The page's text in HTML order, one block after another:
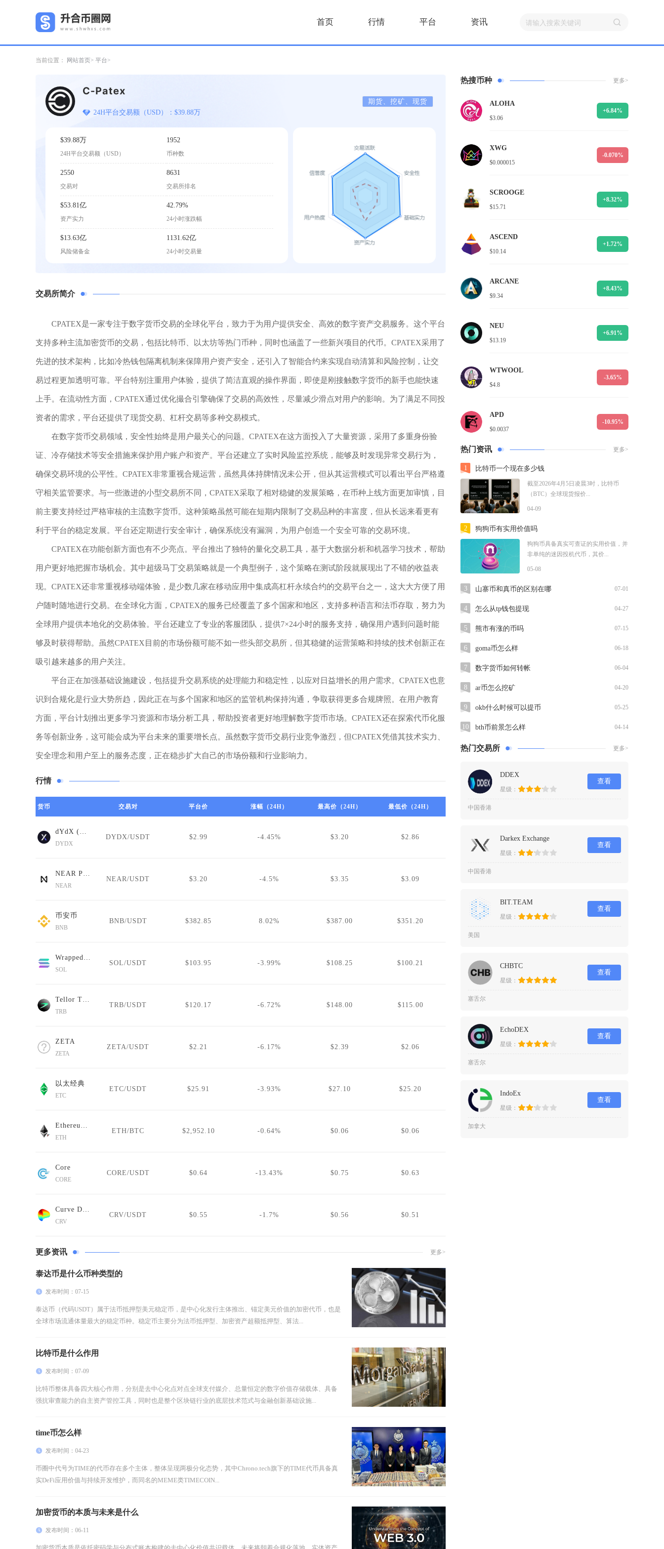
首页 行情 平台 资讯
当前位置： 网站首页 平台
C-Patex
24H平台交易额（USD）：$39.88万
期货、挖矿、现货
$39.88万
24H平台交易额（USD）
1952
币种数
2550
交易对
8631
交易所排名
$53.81亿
资产实力
42.79%
24小时涨跌幅
$13.63亿
风险储备金
1131.62亿
24小时交易量
交易所简介
CPATEX是一家专注于数字货币交易的全球化平台，致力于为用户提供安全、高效的数字资产交易服务。这个平台
支持多种主流加密货币的交易，包括比特币、以太坊等热门币种，同时也涵盖了一些新兴项目的代币。CPATEX采用了
先进的技术架构，比如冷热钱包隔离机制来保障用户资产安全，还引入了智能合约来实现自动清算和风险控制，让交
易过程更加透明可靠。平台特别注重用户体验，提供了简洁直观的操作界面，即使是刚接触数字货币的新手也能快速
上手。在流动性方面，CPATEX通过优化撮合引擎确保了交易的高效性，尽量减少滑点对用户的影响。为了满足不同投
资者的需求，平台还提供了现货交易、杠杆交易等多种交易模式。
在数字货币交易领域，安全性始终是用户最关心的问题。CPATEX在这方面投入了大量资源，采用了多重身份验
证、冷存储技术等安全措施来保护用户账户和资产。平台还建立了实时风险监控系统，能够及时发现异常交易行为，
确保交易环境的公平性。CPATEX非常重视合规运营，虽然具体持牌情况未公开，但从其运营模式可以看出平台严格遵
守相关监管要求。与一些激进的小型交易所不同，CPATEX采取了相对稳健的发展策略，在币种上线方面更加审慎，目
前主要支持经过严格审核的主流数字货币。这种策略虽然可能在短期内限制了交易品种的丰富度，但从长远来看更有
利于平台的稳定发展。平台还定期进行安全审计，确保系统没有漏洞，为用户创造一个安全可靠的交易环境。
CPATEX在功能创新方面也有不少亮点。平台推出了独特的量化交易工具，基于大数据分析和机器学习技术，帮助
用户更好地把握市场机会。其中超级马丁交易策略就是一个典型例子，这个策略在测试阶段就展现出了不错的收益表
现。CPATEX还非常重视移动端体验，是少数几家在移动应用中集成高杠杆永续合约的交易平台之一，这大大方便了用
户随时随地进行交易。在全球化方面，CPATEX的服务已经覆盖了多个国家和地区，支持多种语言和法币存取，努力为
全球用户提供本地化的交易体验。平台还建立了专业的客服团队，提供7×24小时的服务支持，确保用户遇到问题时能
够及时获得帮助。虽然CPATEX目前的市场份额可能不如一些头部交易所，但其稳健的运营策略和持续的技术创新正在
吸引越来越多的用户关注。
平台正在加强基础设施建设，包括提升交易系统的处理能力和稳定性，以应对日益增长的用户需求。CPATEX也意
识到合规化是行业大势所趋，因此正在与多个国家和地区的监管机构保持沟通，争取获得更多合规牌照。在用户教育
方面，平台计划推出更多学习资源和市场分析工具，帮助投资者更好地理解数字货币市场。CPATEX还在探索代币化服
务等创新业务，这可能会成为平台未来的重要增长点。虽然数字货币交易行业竞争激烈，但CPATEX凭借其技术实力、
安全理念和用户至上的服务态度，正在稳步扩大自己的市场份额和行业影响力。
行情
货币 交易对 平台价 涨幅（24H） 最高价（24H） 最低价（24H）
dYdX (Wormhole)
DYDX
DYDX/USDT $2.99 -4.45% $3.20 $2.86
NEAR Protocol
NEAR
NEAR/USDT $3.20 -4.5% $3.35 $3.09
币安币
BNB
BNB/USDT $382.85 8.02% $387.00 $351.20
Wrapped Solana
SOL
SOL/USDT $103.95 -3.99% $108.25 $100.21
Tellor Tributes
TRB
TRB/USDT $120.17 -6.72% $148.00 $115.00
ZETA
ZETA
ZETA/USDT $2.21 -6.17% $2.39 $2.06
以太经典
ETC
ETC/USDT $25.91 -3.93% $27.10 $25.20
Ethereum (Wormhole)
ETH
ETH/BTC $2,952.10 -0.64% $0.06 $0.06
Core
CORE
CORE/USDT $0.64 -13.43% $0.75 $0.63
Curve DAO Token
CRV
CRV/USDT $0.55 -1.7% $0.56 $0.51
更多资讯 更多>
泰达币是什么币种类型的
发布时间：07-15
泰达币（代码USDT）属于法币抵押型美元稳定币，是中心化发行主体推出、锚定美元价值的加密代币，也是
全球市场流通体量最大的稳定币种。稳定币主要分为法币抵押型、加密资产超额抵押型、算法...
比特币是什么作用
发布时间：07-09
比特币整体具备四大核心作用，分别是去中心化点对点全球支付媒介、总量恒定的数字价值存储载体、具备
强抗审查能力的自主资产管控工具，同时也是整个区块链行业的底层技术范式与金融创新基础设施...
time币怎么样
发布时间：04-23
币圈中代号为TIME的代币存在多个主体，整体呈现两极分化态势，其中Chrono.tech旗下的TIME代币具备真
实DeFi应用价值与持续开发维护，而同名的MEME类TIMECOIN...
加密货币的本质与未来是什么
发布时间：06-11
热搜币种 更多>
ALOHA
$3.06
+6.84%
XWG
$0.000015
-0.070%
SCROOGE
$15.71
+8.32%
ASCEND
$10.14
+1.72%
ARCANE
$9.34
+8.43%
NEU
$13.19
+6.91%
WTWOOL
$4.8
-3.65%
APD
$0.0037
-10.95%
热门资讯 更多>
1 比特币一个现在多少钱
截至2026年4月5日凌晨3时，比特币
（BTC）全球现货报价...
04-09
2 狗狗币有实用价值吗
狗狗币具备真实可查证的实用价值，并
非单纯的迷因投机代币，其价...
05-08
3 山寨币和真币的区别在哪 07-01
4 怎么从tp钱包提现 04-27
5 熊市有涨的币吗 07-15
6 goma币怎么样 06-18
7 数字货币如何转帐 06-04
8 ar币怎么挖矿 04-20
9 okb什么时候可以提币 05-25
10 bth币前景怎么样 04-14
热门交易所 更多>
DDEX
星级：
查看
中国香港
Darkex Exchange
星级：
查看
中国香港
BIT.TEAM
星级：
查看
美国
CHBTC
星级：
查看
塞舌尔
EchoDEX
星级：
查看
塞舌尔
IndoEx
星级：
查看
加拿大